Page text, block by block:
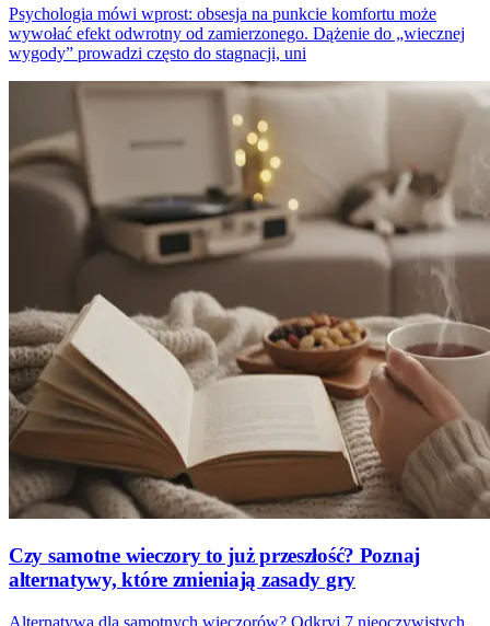
Psychologia mówi wprost: obsesja na punkcie komfortu może
wywołać efekt odwrotny od zamierzonego. Dążenie do „wiecznej
wygody” prowadzi często do stagnacji, uni
Czy samotne wieczory to już przeszłość? Poznaj
alternatywy, które zmieniają zasady gry
Alternatywa dla samotnych wieczorów? Odkryj 7 nieoczywistych